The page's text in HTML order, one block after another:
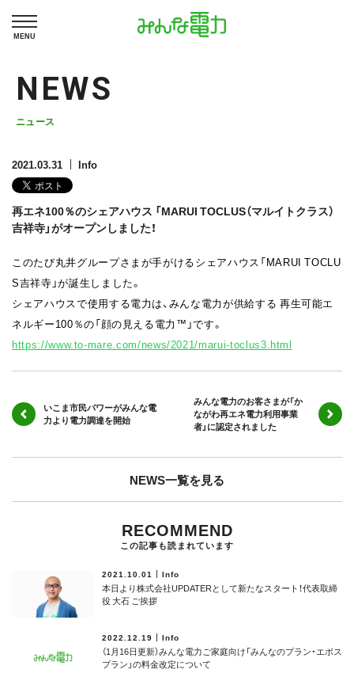
MENU
NEWS
ニュース
2021.03.31 Info
再エネ100％のシェアハウス 「MARUI TOCLUS（マルイトクラス）
吉祥寺」がオープンしました！
このたび丸井グループさまが手がけるシェアハウス「MARUI TOCLU
S吉祥寺」が誕生しました。
シェアハウスで使用する電力は、みんな電力が供給する 再生可能エ
ネルギー100％の「顔の見える電力™️」です。
https://www.to-mare.com/news/2021/marui-toclus3.html
いこま市民パワーがみんな電
力より電力調達を開始
みんな電力のお客さまが「か
ながわ再エネ電力利用事業
者」に認定されました
NEWS一覧を見る
RECOMMEND
この記事も読まれています
2021.10.01 Info
本日より株式会社UPDATERとして新たなスタート！代表取締
役 大石 ご挨拶
2022.12.19 Info
（1月16日更新）みんな電力ご家庭向け「みんなのプラン・エポス
プラン」の料金改定について